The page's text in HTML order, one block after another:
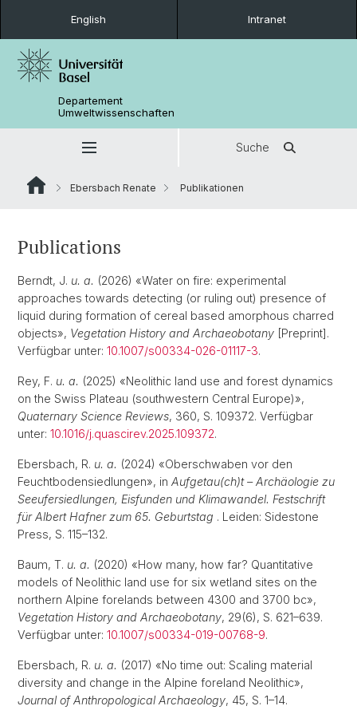
English Intranet
Departement
Umweltwissenschaften
Suche
Ebersbach Renate Publikationen
Publications
Berndt, J. u. a. (2026) «Water on fire: experimental
approaches towards detecting (or ruling out) presence of
liquid during formation of cereal based amorphous charred
objects», Vegetation History and Archaeobotany [Preprint].
Verfügbar unter: 10.1007/s00334-026-01117-3.
Rey, F. u. a. (2025) «Neolithic land use and forest dynamics
on the Swiss Plateau (southwestern Central Europe)»,
Quaternary Science Reviews, 360, S. 109372. Verfügbar
unter: 10.1016/j.quascirev.2025.109372.
Ebersbach, R. u. a. (2024) «Oberschwaben vor den
Feuchtbodensiedlungen», in Aufgetau(ch)t – Archäologie zu
Seeufersiedlungen, Eisfunden und Klimawandel. Festschrift
für Albert Hafner zum 65. Geburtstag . Leiden: Sidestone
Press, S. 115–132.
Baum, T. u. a. (2020) «How many, how far? Quantitative
models of Neolithic land use for six wetland sites on the
northern Alpine forelands between 4300 and 3700 bc»,
Vegetation History and Archaeobotany, 29(6), S. 621–639.
Verfügbar unter: 10.1007/s00334-019-00768-9.
Ebersbach, R. u. a. (2017) «No time out: Scaling material
diversity and change in the Alpine foreland Neolithic»,
Journal of Anthropological Archaeology, 45, S. 1–14.